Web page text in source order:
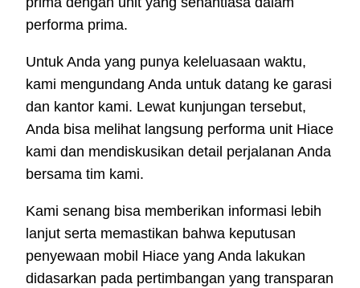
performa prima.
Untuk Anda yang punya keleluasaan waktu,
kami mengundang Anda untuk datang ke garasi
dan kantor kami. Lewat kunjungan tersebut,
Anda bisa melihat langsung performa unit Hiace
kami dan mendiskusikan detail perjalanan Anda
bersama tim kami.
Kami senang bisa memberikan informasi lebih
lanjut serta memastikan bahwa keputusan
penyewaan mobil Hiace yang Anda lakukan
didasarkan pada pertimbangan yang transparan